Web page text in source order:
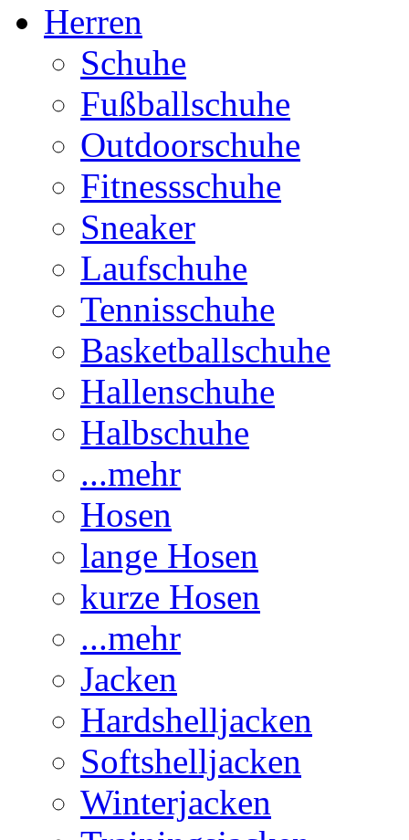
Herren
Schuhe
Fußballschuhe
Outdoorschuhe
Fitnessschuhe
Sneaker
Laufschuhe
Tennisschuhe
Basketballschuhe
Hallenschuhe
Halbschuhe
...mehr
Hosen
lange Hosen
kurze Hosen
...mehr
Jacken
Hardshelljacken
Softshelljacken
Winterjacken